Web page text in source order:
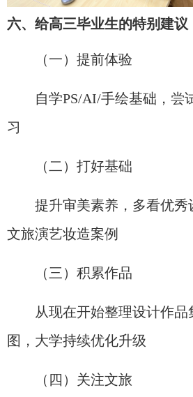
六、给高三毕业生的特别建议
（一）提前体验
自学PS/AI/手绘基础，尝
习
（二）打好基础
提升审美素养，多看优秀
文旅演艺妆造案例
（三）积累作品
从现在开始整理设计作品
图，大学持续优化升级
（四）关注文旅